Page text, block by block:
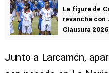
La figura de
revancha con
Clausura 2026
Junto a Larcamón,